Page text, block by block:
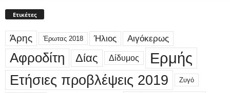
Ετικέτες
Άρης Έρωτας 2018 Ήλιος Αιγόκερως
Αφροδίτη Δίας Δίδυμος Ερμής
Ετήσιες προβλέψεις 2019 Ζυγό